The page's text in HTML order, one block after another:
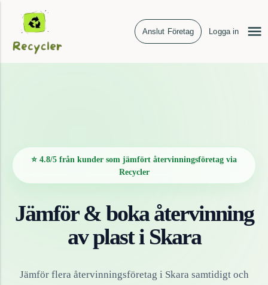
Anslut Företag Logga in
⭐ 4.8/5 från kunder som jämfört återvinningsföretag via
Recycler
Jämför & boka återvinning
avplasti Skara
Jämför flera återvinningsföretag i Skara samtidigt och